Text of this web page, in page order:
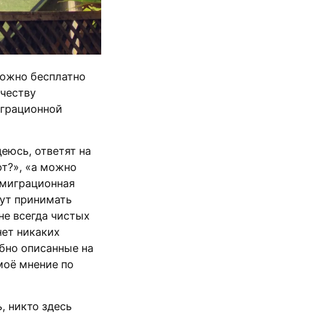
бесплатно
ответят на
«а можно
принимать
всегда чистых
никаких
описанные на
мнение по
никто здесь